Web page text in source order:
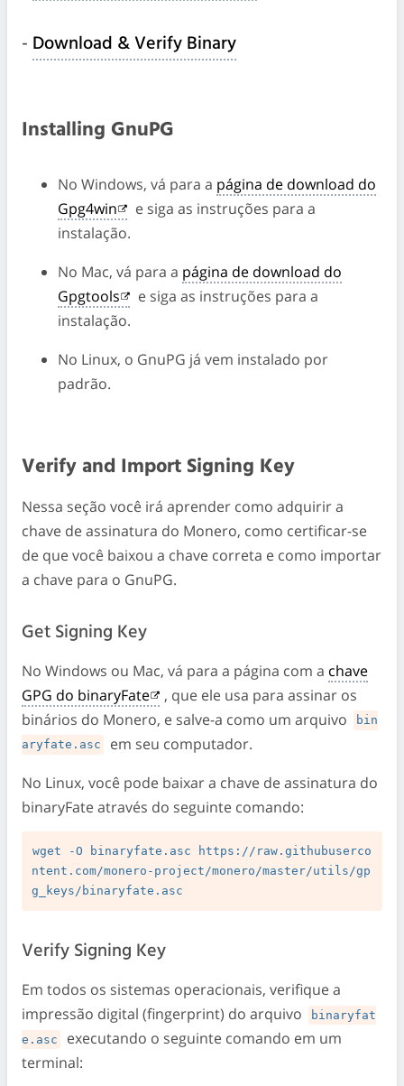
- Download & Verify Binary
Installing GnuPG
No Windows, vá para a página de download do
Gpg4win
e siga as instruções para a
instalação.
No Mac, vá para a página de download do
Gpgtools
e siga as instruções para a
instalação.
No Linux, o GnuPG já vem instalado por
padrão.
Verify and Import Signing Key
Nessa seção você irá aprender como adquirir a
chave de assinatura do Monero, como certificar-se
de que você baixou a chave correta e como importar
a chave para o GnuPG.
Get Signing Key
No Windows ou Mac, vá para a página com a chave
GPG do binaryFate
, que ele usa para assinar os
binários do Monero, e salve-a como um arquivo
bin
aryfate.asc
em seu computador.
No Linux, você pode baixar a chave de assinatura do
binaryFate através do seguinte comando:
wget -O binaryfate.asc https://raw.githubuserco
ntent.com/monero-project/monero/master/utils/gp
Verify Signing Key
Em todos os sistemas operacionais, verifique a
impressão digital (fingerprint) do arquivo
binaryfat
e.asc
executando o seguinte comando em um
terminal: